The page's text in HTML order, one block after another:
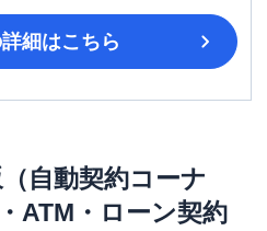
細はこちら
自動契約コーナ
ATM・ローン契約